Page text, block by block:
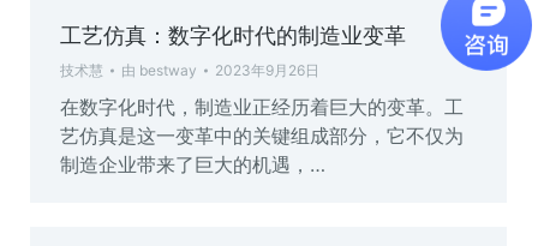
工艺仿真：数字化时代的制造业变革
技术慧 由 bestway 2023年9月26日
在数字化时代，制造业正经历着巨大的变革。工
艺仿真是这一变革中的关键组成部分，它不仅为
制造企业带来了巨大的机遇，…